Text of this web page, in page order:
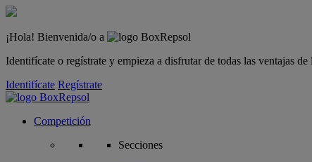
¡Hola! Bienvenida/o a
Identifícate o regístrate y empieza a disfrutar de todas las ventajas
Identifícate Regístrate
Competición
Secciones